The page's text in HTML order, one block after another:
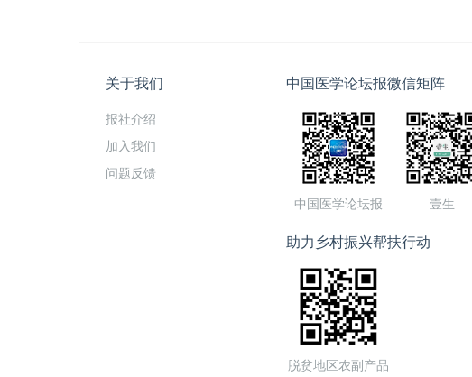
关于我们
报社介绍
加入我们
问题反馈
中国医学论坛报微信矩阵
中国医学论坛报 壹生
助力乡村振兴帮扶行动
脱贫地区农副产品